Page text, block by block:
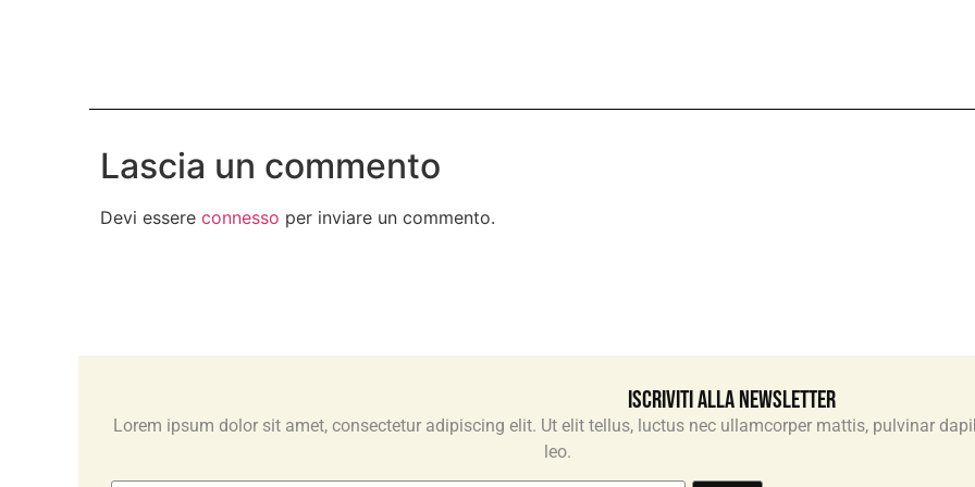
Lascia un commento
Devi essere connesso per inviare un commento.
Iscriviti alla newsletter
Lorem ipsum dolor sit amet, consectetur adipiscing elit. Ut elit tellus, luctus nec ullamcorper mattis, pulvinar
leo.